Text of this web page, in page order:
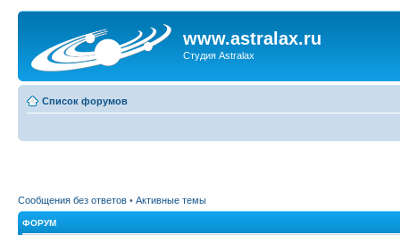
www.astralax.ru
Студия Astralax
Список форумов
Сообщения без ответов • Активные темы
ФОРУМ